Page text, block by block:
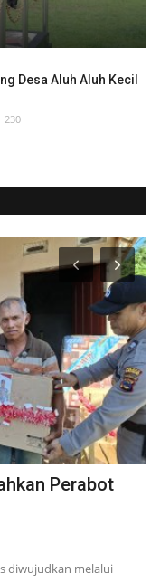
Desa Aluh Aluh Kecil
230
Perabot
diwujudkan melalui